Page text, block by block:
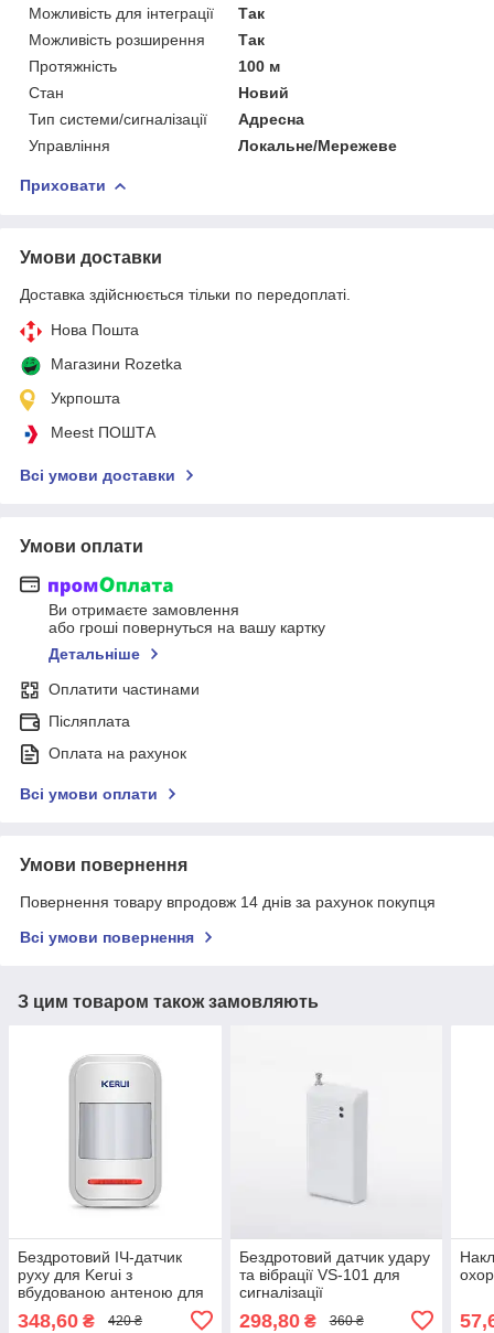
Можливість для інтеграції
Так
Можливість розширення
Так
Протяжність
100 м
Стан
Новий
Тип системи/сигналізації
Адресна
Управління
Локальне/Мережеве
Приховати
Умови доставки
Доставка здійснюється тільки по передоплаті.
Нова Пошта
Магазини Rozetka
Укрпошта
Meest ПОШТА
Всі умови доставки
Умови оплати
Ви отримаєте замовлення
або гроші повернуться на вашу картку
Детальніше
Оплатити частинами
Післяплата
Оплата на рахунок
Всі умови оплати
Умови повернення
Повернення товару впродовж 14 днів за рахунок покупця
Всі умови повернення
З цим товаром також замовляють
Бездротовий ІЧ-датчик
руху для Kerui з
вбудованою антеною для
348,60 ₴ 420 ₴
Бездротовий датчик удару
та вібрації VS-101 для
сигналізації
298,80₴ 360 ₴